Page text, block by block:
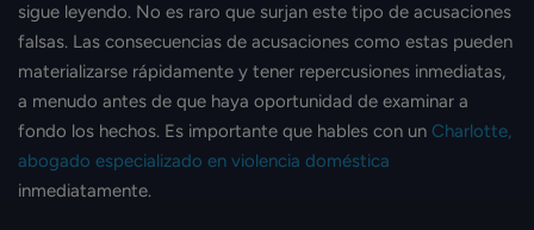
sigue leyendo. No es raro que surjan este tipo de acusaciones
falsas. Las consecuencias de acusaciones como estas pueden
materializarse rápidamente y tener repercusiones inmediatas,
a menudo antes de que haya oportunidad de examinar a
fondo los hechos. Es importante que hables con un Charlotte,
abogado especializado en violencia doméstica
inmediatamente.